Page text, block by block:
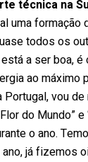
técnica na
uma formação
todos os
a ser boa,
ao máximo
Portugal, vou
do Mundo”
o ano.
já fizemos